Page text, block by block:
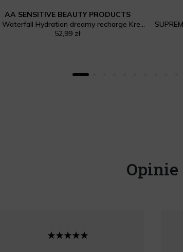
AA SENSITIVE BEAUTY PRODUCTS
Milky Waterfall Hydration dreamy recharge Krem-maska na noc
52,99 zł
Opinie